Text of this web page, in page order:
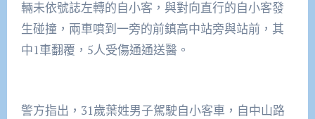
輛未依號誌左轉的自小客，與對向直行的自小客發
生碰撞，兩車噴到一旁的前鎮高中站旁與站前，其
中1車翻覆，5人受傷通通送醫。
警方指出，31歲葉姓男子駕駛自小客車，自中山路